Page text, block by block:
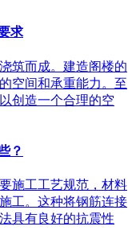
求
筑而成。建造阁楼的
空间和承重能力。至
创造一个合理的空
？
施工工艺规范，材料
工。这种将钢筋连接
具有良好的抗震性